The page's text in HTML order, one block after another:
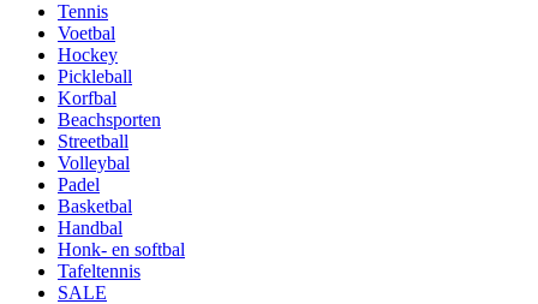
Tennis
Voetbal
Hockey
Pickleball
Korfbal
Beachsporten
Streetball
Volleybal
Padel
Basketbal
Handbal
Honk- en softbal
Tafeltennis
SALE